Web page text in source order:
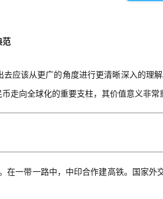
范
应该从更广的角度进行更清晰深入的
走向全球化的重要支柱，其价值意义非常
在一带一路中， 中印合作建高铁。 国家外